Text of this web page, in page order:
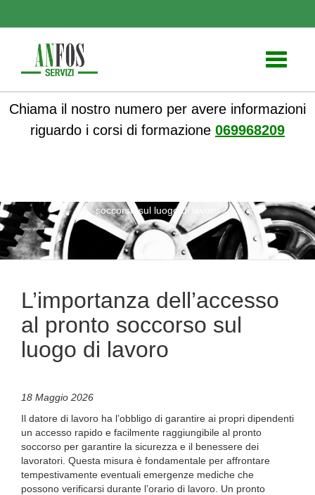
Toggle
Chiama il nostro numero per avere informazioni
riguardo i corsi di formazione 069968209
soccorso sul luogo di lavoro
L’importanza dell’accesso
al pronto soccorso sul
luogo di lavoro
18 Maggio 2026
Il datore di lavoro ha l’obbligo di garantire ai propri dipendenti
un accesso rapido e facilmente raggiungibile al pronto
soccorso per garantire la sicurezza e il benessere dei
lavoratori. Questa misura è fondamentale per affrontare
tempestivamente eventuali emergenze mediche che
possono verificarsi durante l’orario di lavoro. Un pronto